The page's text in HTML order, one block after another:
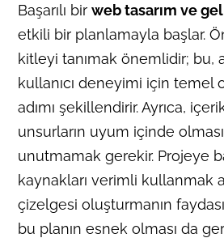
Başarılı birweb tasarım ve
etkili bir planlamayla başlar.
kitleyi tanımak önemlidir; bu,
kullanıcı deneyimi için temel
adımı şekillendirir. Ayrıca,
unsurların uyum içinde
unutmamak gerekir. Projeye
kaynakları verimli kullanmak
çizelgesi oluşturmanın
bu planın esnek olması da